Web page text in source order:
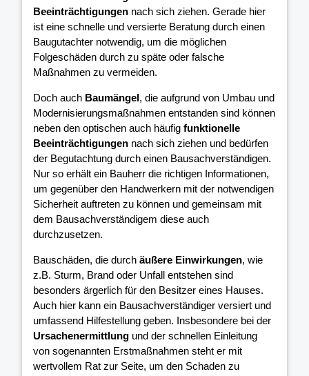
Beeinträchtigungen nach sich ziehen. Gerade hier
ist eine schnelle und versierte Beratung durch einen
Baugutachter notwendig, um die möglichen
Folgeschäden durch zu späte oder falsche
Maßnahmen zu vermeiden.
Doch auch Baumängel , die aufgrund von Umbau und
Modernisierungsmaßnahmen entstanden sind können
neben den optischen auch häufig funktionelle
Beeinträchtigungen nach sich ziehen und bedürfen
der Begutachtung durch einen Bausachverständigen.
Nur so erhält ein Bauherr die richtigen Informationen,
um gegenüber den Handwerkern mit der notwendigen
Sicherheit auftreten zu können und gemeinsam mit
dem Bausachverständigem diese auch
durchzusetzen.
Bauschäden, die durch äußere Einwirkungen, wie
z.B. Sturm, Brand oder Unfall entstehen sind
besonders ärgerlich für den Besitzer eines Hauses.
Auch hier kann ein Bausachverständiger versiert und
umfassend Hilfestellung geben. Insbesondere bei der
Ursachenermittlung und der schnellen Einleitung
von sogenannten Erstmaßnahmen steht er mit
wertvollem Rat zur Seite, um den Schaden zu